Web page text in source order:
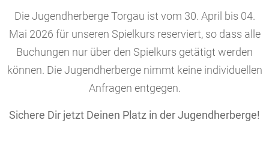
Die Jugendherberge Torgau ist vom 30. April bis 04.
Mai 2026 für unseren Spielkurs reserviert, so dass alle
Buchungen nur über den Spielkurs getätigt werden
können. Die Jugendherberge nimmt keine individuellen
Anfragen entgegen.
Sichere Dir jetzt Deinen Platz in der Jugendherberge!